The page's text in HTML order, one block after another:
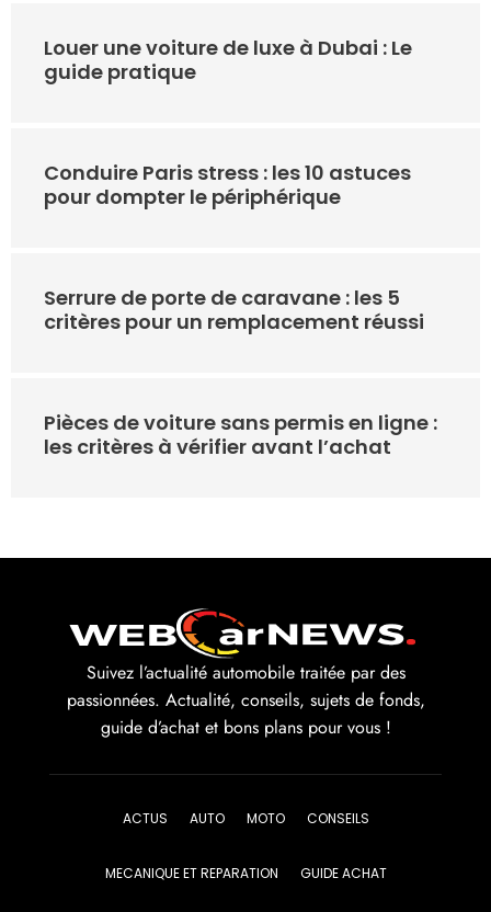
Louer une voiture de luxe à Dubai : Le
guide pratique
Conduire Paris stress : les 10 astuces
pour dompter le périphérique
Serrure de porte de caravane : les 5
critères pour un remplacement réussi
Pièces de voiture sans permis en ligne :
les critères à vérifier avant l’achat
Suivez l’actualité automobile traitée par des
passionnées. Actualité, conseils, sujets de fonds,
guide d’achat et bons plans pour vous !
ACTUS AUTO MOTO CONSEILS
MECANIQUE ET REPARATION GUIDE ACHAT